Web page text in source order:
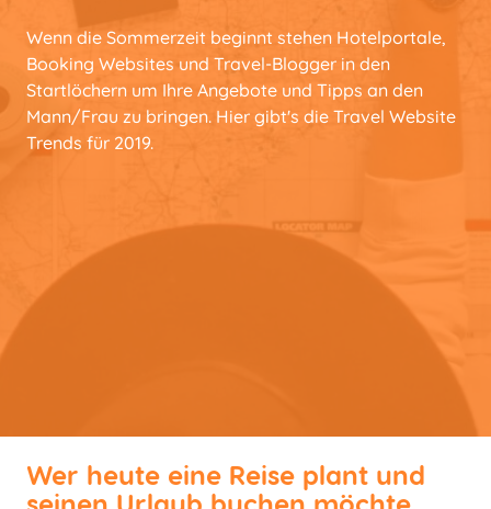
Wenn die Sommerzeit beginnt stehen Hotelportale,
Booking Websites und Travel-Blogger in den
Startlöchern um Ihre Angebote und Tipps an den
Mann/Frau zu bringen. Hier gibt's die Travel Website
Trends für 2019.
Wer heute eine Reise plant und